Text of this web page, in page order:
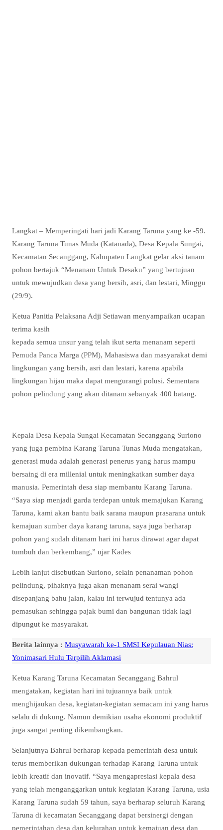
Langkat – Memperingati hari jadi Karang Taruna yang ke -59.
Karang Taruna Tunas Muda (Katanada), Desa Kepala Sungai,
Kecamatan Secanggang, Kabupaten Langkat gelar aksi tanam
pohon bertajuk “Menanam Untuk Desaku” yang bertujuan
untuk mewujudkan desa yang bersih, asri, dan lestari, Minggu
(29/9).
Ketua Panitia Pelaksana Adji Setiawan menyampaikan ucapan
terima kasih
kepada semua unsur yang telah ikut serta menanam seperti
Pemuda Panca Marga (PPM), Mahasiswa dan masyarakat demi
lingkungan yang bersih, asri dan lestari, karena apabila
lingkungan hijau maka dapat mengurangi polusi. Sementara
pohon pelindung yang akan ditanam sebanyak 400 batang.
Kepala Desa Kepala Sungai Kecamatan Secanggang Suriono
yang juga pembina Karang Taruna Tunas Muda mengatakan,
generasi muda adalah generasi penerus yang harus mampu
bersaing di era millenial untuk meningkatkan sumber daya
manusia. Pemerintah desa siap membantu Karang Taruna.
“Saya siap menjadi garda terdepan untuk memajukan Karang
Taruna, kami akan bantu baik sarana maupun prasarana untuk
kemajuan sumber daya karang taruna, saya juga berharap
pohon yang sudah ditanam hari ini harus dirawat agar dapat
tumbuh dan berkembang,” ujar Kades
Lebih lanjut disebutkan Suriono, selain penanaman pohon
pelindung, pihaknya juga akan menanam serai wangi
disepanjang bahu jalan, kalau ini terwujud tentunya ada
pemasukan sehingga pajak bumi dan bangunan tidak lagi
dipungut ke masyarakat.
Berita lainnya : Musyawarah ke-1 SMSI Kepulauan Nias:
Yonimasari Hulu Terpilih Aklamasi
Ketua Karang Taruna Kecamatan Secanggang Bahrul
mengatakan, kegiatan hari ini tujuannya baik untuk
menghijaukan desa, kegiatan-kegiatan semacam ini yang harus
selalu di dukung. Namun demikian usaha ekonomi produktif
juga sangat penting dikembangkan.
Selanjutnya Bahrul berharap kepada pemerintah desa untuk
terus memberikan dukungan terhadap Karang Taruna untuk
lebih kreatif dan inovatif. “Saya mengapresiasi kepala desa
yang telah menganggarkan untuk kegiatan Karang Taruna, usia
Karang Taruna sudah 59 tahun, saya berharap seluruh Karang
Taruna di kecamatan Secanggang dapat bersinergi dengan
pemerintahan desa dan kelurahan untuk kemajuan desa dan